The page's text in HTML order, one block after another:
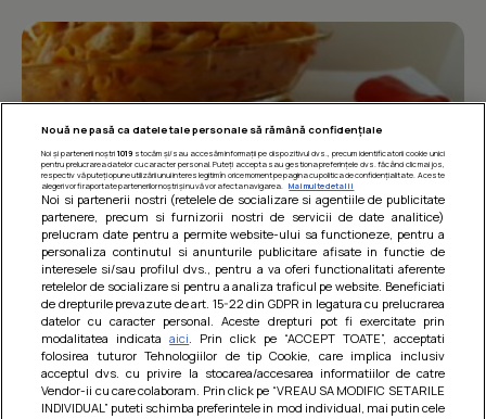
Paste integrale cu carne de pui in sos
de rosii
O mancare usoara, satioasa si gustoasa! Retete
dietetice
Nouă ne pasă ca datele tale personale să rămână confidențiale
Noi și partenerii noștri 1019stocăm și/sau accesăm informații pe dispozitivul dvs., precum identificatorii cookie unici
pentru prelucrarea datelor cu caracter personal. Puteți accepta sau gestiona preferințele dvs. făcând clic mai jos,
respectiv vă puteți opune utilizării unui interes legitim în orice moment pe pagina cu politica de confidențialitate. Aceste
alegeri vor fi raportate partenerilor noștri și nu vă vor afecta navigarea.
Mai multe detalii
Noi si partenerii nostri (retelele de socializare si agentiile de publicitate
partenere, precum si furnizorii nostri de servicii de date analitice)
prelucram date pentru a permite website-ului sa functioneze, pentru a
personaliza continutul si anunturile publicitare afisate in functie de
interesele si/sau profilul dvs., pentru a va oferi functionalitati aferente
retelelor de socializare si pentru a analiza traficul pe website. Beneficiati
de drepturile prevazute de art. 15-22 din GDPR in legatura cu prelucrarea
datelor cu caracter personal. Aceste drepturi pot fi exercitate prin
modalitatea indicataaici . Prin click pe “ACCEPT TOATE”, acceptati
folosirea tuturor Tehnologiilor de tip Cookie, care implica inclusiv
acceptul dvs. cu privire la stocarea/accesarea informatiilor de catre
Vendor-ii cu care colaboram. Prin click pe “VREAU SA MODIFIC SETARILE
INDIVIDUAL” puteti schimba preferintele in mod individual, mai putin cele